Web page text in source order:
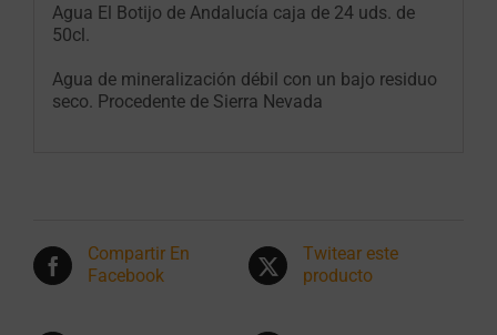
Agua El Botijo de Andalucía caja de 24 uds. de
50cl.
Agua de mineralización débil con un bajo residuo
seco. Procedente de Sierra Nevada
Compartir En
Facebook
Twitear este
producto